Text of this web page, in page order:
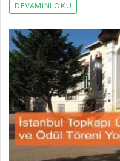
DEVAMINI OKU